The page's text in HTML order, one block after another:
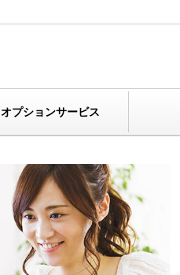
オプションサービス